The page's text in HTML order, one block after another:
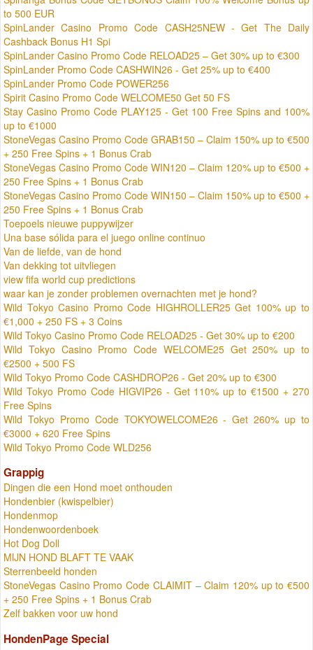
to 500 EUR
SpinLander Casino Promo Code CASH25NEW - Get The Daily
Cashback Bonus H1 Spi
SpinLander Casino Promo Code RELOAD25 – Get 30% up to €300
SpinLander Promo Code CASHWIN26 - Get 25% up to €400
SpinLander Promo Code POWER256
Spirit Casino Promo Code WELCOME50 Get 50 FS
Stay Casino Promo Code PLAY125 - Get 100 Free Spins and 100%
up to €1000
StoneVegas Casino Promo Code GRAB150 – Claim 150% up to €500
+ 250 Free Spins + 1 Bonus Crab
StoneVegas Casino Promo Code WIN120 – Claim 120% up to €500 +
250 Free Spins + 1 Bonus Crab
StoneVegas Casino Promo Code WIN150 – Claim 150% up to €500 +
250 Free Spins + 1 Bonus Crab
Toepoels nieuwe puppywijzer
Una base sólida para el juego online continuo
Van de liefde, van de hond
Van dekking tot uitvliegen
view fifa world cup predictions
waar kan je zonder problemen overnachten met je hond?
Wild Tokyo Casino Promo Code HIGHROLLER25 Get 100% up to
€1,000 + 250 FS + 3 Coins
Wild Tokyo Casino Promo Code RELOAD25 - Get 30% up to €200
Wild Tokyo Casino Promo Code WELCOME25 Get 250% up to
€2500 + 500 FS
Wild Tokyo Promo Code CASHDROP26 - Get 20% up to €300
Wild Tokyo Promo Code HIGVIP26 - Get 110% up to €1500 + 270
Free Spins
Wild Tokyo Promo Code TOKYOWELCOME26 - Get 260% up to
€3000 + 620 Free Spins
Wild Tokyo Promo Code WLD256
Grappig
Dingen die een Hond moet onthouden
Hondenbier (kwispelbier)
Hondenmop
Hondenwoordenboek
Hot Dog Doll
MIJN HOND BLAFT TE VAAK
Sterrenbeeld honden
StoneVegas Casino Promo Code CLAIMIT – Claim 120% up to €500
+ 250 Free Spins + 1 Bonus Crab
Zelf bakken voor uw hond
HondenPage Special